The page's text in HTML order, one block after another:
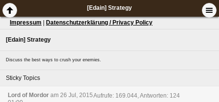
[Edain] Strategy
Impressum Datenschutzerklärung / Privacy Policy
[Edain] Strategy
Discuss the best ways to crush your enemies.
Sticky Topics
Lord of Mordor am 26 Jul, 2015Aufrufe: 169.044, Antworten: 124